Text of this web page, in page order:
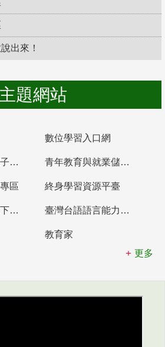
出來！
主題網站
數位學習入口網
教育部統計處電子書櫃 青年教育與就業儲蓄帳戶
區 終身學習資源平臺
教育部高中等以下學校及幼兒園教師資格檢定考試 臺灣台語語言能力認證網站
教育家
更多